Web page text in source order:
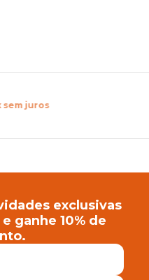
exclusivas
ganhe 10% de